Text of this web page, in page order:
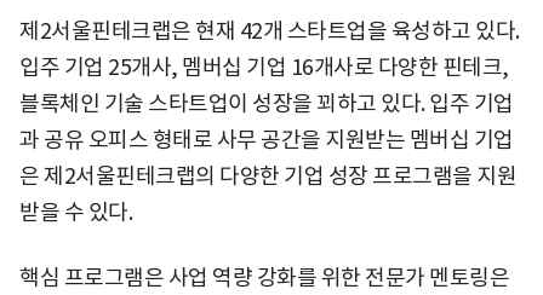
제2서울핀테크랩은 현재 42개 스타트업을 육성하고 있다.
입주 기업 25개사, 멤버십 기업 16개사로 다양한 핀테크,
블록체인 기술 스타트업이 성장을 꾀하고 있다. 입주 기업
과 공유 오피스 형태로 사무 공간을 지원받는 멤버십 기업
은 제2서울핀테크랩의 다양한 기업 성장 프로그램을 지원
받을 수 있다.
핵심 프로그램은 사업 역량 강화를 위한 전문가 멘토링은